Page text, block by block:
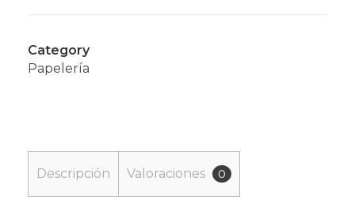
Category
Papelería
Descripción Valoraciones 0